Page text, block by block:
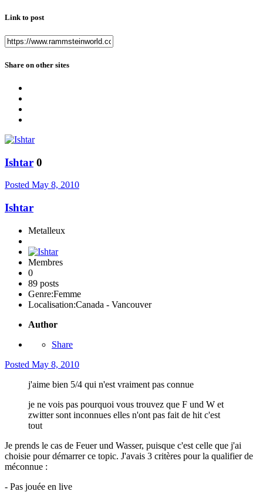
Link to post
Share on other sites
Ishtar 0
Posted May 8, 2010
Ishtar
Metalleux
Membres
0
89 posts
Genre:Femme
Localisation:Canada - Vancouver
Author
Share
Posted May 8, 2010
j'aime bien 5/4 qui n'est vraiment pas connue
je ne vois pas pourquoi vous trouvez que F und W et
zwitter sont inconnues elles n'ont pas fait de hit c'est
tout
Je prends le cas de Feuer und Wasser, puisque c'est celle que j'ai
choisie pour démarrer ce topic. J'avais 3 critères pour la qualifier de
méconnue :
- Pas jouée en live